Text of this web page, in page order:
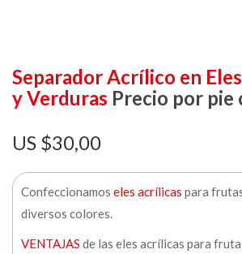
Separador Acrílico en
y Verduras Precio por pie
$30,00
Confeccionamos eles acrílicas para
diversos colores.
VENTAJAS de las eles acrílicas para